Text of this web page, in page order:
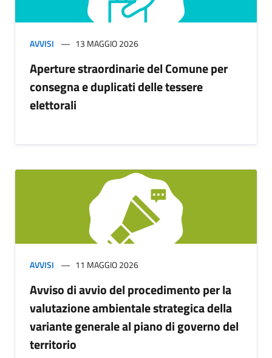
AVVISI 13 MAGGIO 2026
Aperture straordinarie del Comune per
consegna e duplicati delle tessere
elettorali
AVVISI 11 MAGGIO 2026
Avviso di avvio del procedimento per la
valutazione ambientale strategica della
variante generale al piano di governo del
territorio